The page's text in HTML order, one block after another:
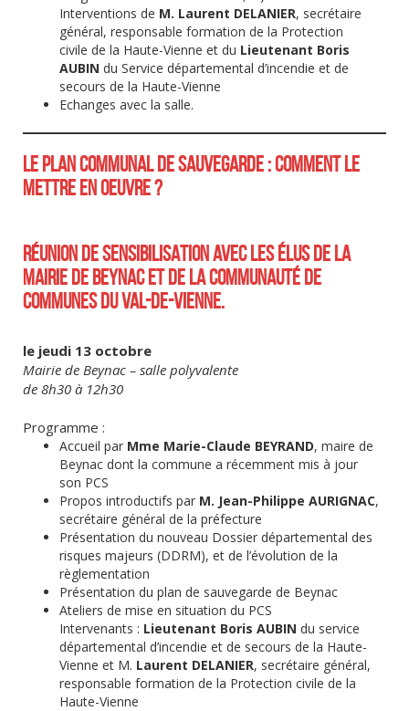
Interventions de M. Laurent DELANIER, secrétaire
général, responsable formation de la Protection
civile de la Haute-Vienne et du Lieutenant Boris
AUBIN du Service départemental d’incendie et de
secours de la Haute-Vienne
Echanges avec la salle.
LE PLAN COMMUNAL DE SAUVEGARDE : COMMENT LE
METTRE EN OEUVRE ?
RÉUNION DE SENSIBILISATION AVEC LES ÉLUS DE LA
MAIRIE DE BEYNAC ET DE LA COMMUNAUTÉ DE
COMMUNES DU VAL-DE-VIENNE.
le jeudi 13 octobre
Mairie de Beynac – salle polyvalente
de 8h30 à 12h30
Programme :
Accueil par Mme Marie-Claude BEYRAND, maire de
Beynac dont la commune a récemment mis à jour
son PCS
Propos introductifs par M. Jean-Philippe AURIGNAC,
secrétaire général de la préfecture
Présentation du nouveau Dossier départemental des
risques majeurs (DDRM), et de l’évolution de la
règlementation
Présentation du plan de sauvegarde de Beynac
Ateliers de mise en situation du PCS
Intervenants : Lieutenant Boris AUBIN du service
départemental d’incendie et de secours de la Haute-
Vienne et M. Laurent DELANIER, secrétaire général,
responsable formation de la Protection civile de la
Haute-Vienne